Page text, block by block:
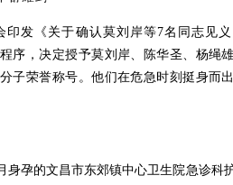
发《关于确认莫刘岸等7名同志见义
序，决定授予莫刘岸、陈华圣、杨绳
子荣誉称号。他们在危急时刻挺身而
孕的文昌市东郊镇中心卫生院急诊科